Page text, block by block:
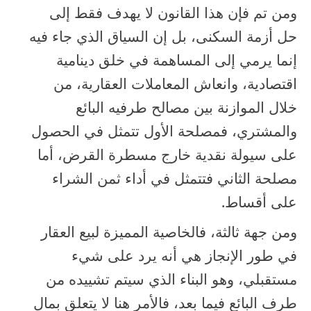
ومن تم فإن هذا القانون لا يهدف فقط إلى
حل أزمة السكنى، بل إن السياق الذي جاء فيه
إنما يرمي إلى المساهمة في خلق دينامية
اقتصادية، وانعاش المعاملات العقارية، من
خلال الموازنة بين مصالح طرفيه البائع
والمشتري، فمصلحة الأول تتمثل في الحصول
على سيولة نقدية خارج مسطرة القرض، أما
مصلحة الثاني فتتمثل في أداء ثمن الشراء
على أقساط.
ومن جهة ثالثة، فالخاصية المميزة لبيع العقار
في طور الإنجاز هي أنه يرد على شيء
مستقبلي، وهو البناء الذي سيتم تشييده من
طرف البائع فيما بعد، فالأمر هنا لا يتعلق بمال